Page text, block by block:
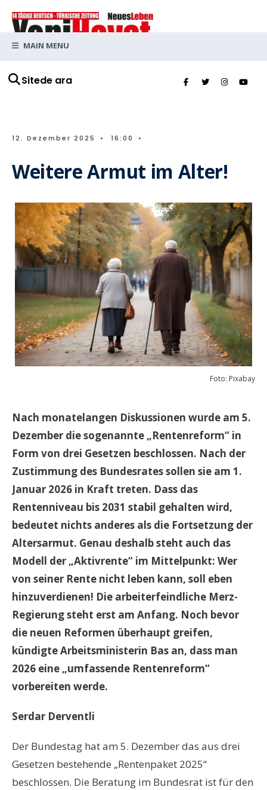
Sitede ara
MAIN MENU
12. Dezember 2025 • 16:00 •
Weitere Armut im Alter!
Foto: Pixabay
Nach monatelangen Diskussionen wurde am 5.
Dezember die sogenannte „Rentenreform“ in
Form von drei Gesetzen beschlossen. Nach der
Zustimmung des Bundesrates sollen sie am 1.
Januar 2026 in Kraft treten. Dass das
Rentenniveau bis 2031 stabil gehalten wird,
bedeutet nichts anderes als die Fortsetzung der
Altersarmut. Genau deshalb steht auch das
Modell der „Aktivrente“ im Mittelpunkt: Wer
von seiner Rente nicht leben kann, soll eben
hinzuverdienen! Die arbeiterfeindliche Merz-
Regierung steht erst am Anfang. Noch bevor
die neuen Reformen überhaupt greifen,
kündigte Arbeitsministerin Bas an, dass man
2026 eine „umfassende Rentenreform“
vorbereiten werde.
Serdar Derventli
Der Bundestag hat am 5. Dezember das aus drei
Gesetzen bestehende „Rentenpaket 2025“
beschlossen. Die Beratung im Bundesrat ist für den